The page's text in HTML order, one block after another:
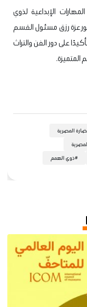
الإبداعية لذوي
عزة رزق مسئول القسم
على دور الفن والتراث
المصرية
#ذوي الهمم